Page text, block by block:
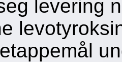
levering